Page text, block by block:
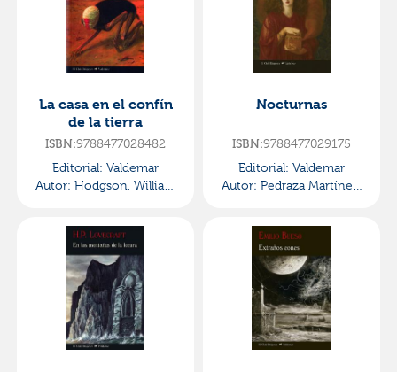
La casa en el confín
de la tierra
ISBN:9788477028482
Editorial: Valdemar
Autor: Hodgson, William
Nocturnas
ISBN:9788477029175
Editorial: Valdemar
Autor: Pedraza Martínez,